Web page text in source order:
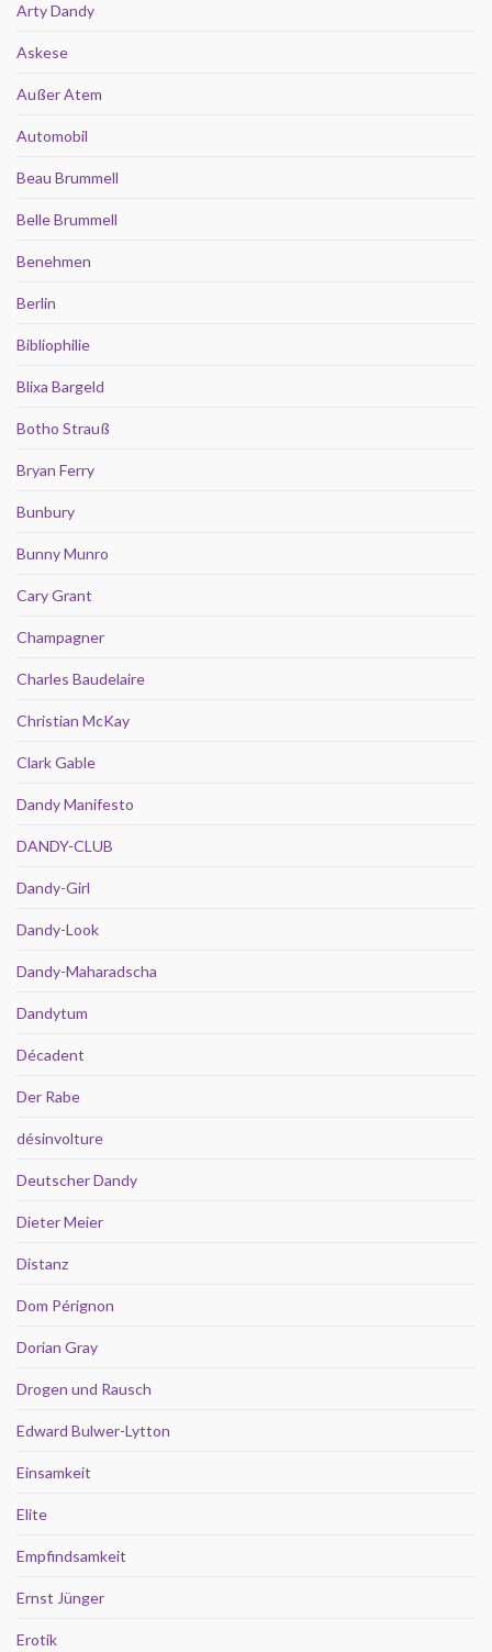
Arty Dandy
Askese
Außer Atem
Automobil
Beau Brummell
Belle Brummell
Benehmen
Berlin
Bibliophilie
Blixa Bargeld
Botho Strauß
Bryan Ferry
Bunbury
Bunny Munro
Cary Grant
Champagner
Charles Baudelaire
Christian McKay
Clark Gable
Dandy Manifesto
DANDY-CLUB
Dandy-Girl
Dandy-Look
Dandy-Maharadscha
Dandytum
Décadent
Der Rabe
désinvolture
Deutscher Dandy
Dieter Meier
Distanz
Dom Pérignon
Dorian Gray
Drogen und Rausch
Edward Bulwer-Lytton
Einsamkeit
Elite
Empfindsamkeit
Ernst Jünger
Erotik